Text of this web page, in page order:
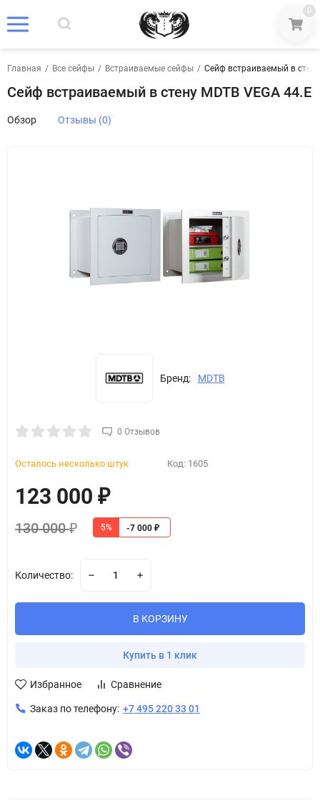
0
Главная / Все сейфы / Встраиваемые сейфы / Сейф встраиваемый в стену
Сейф встраиваемый в стену MDTB VEGA 44.E
Обзор Отзывы (0)
Бренд: MDTB
0 Отзывов
Осталось несколько штук Код: 1605
123 000 ₽
130 000₽ 5% -7 000 ₽
Количество:
В КОРЗИНУ
Купить в 1 клик
Избранное Сравнение
Заказ по телефону: +7 495 220 33 01